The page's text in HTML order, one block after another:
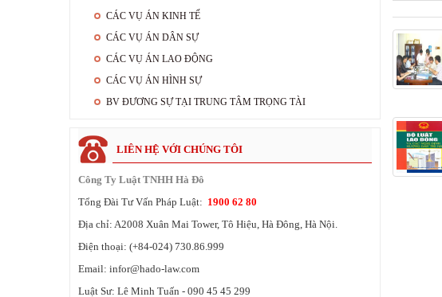
CÁC VỤ ÁN KINH TẾ
CÁC VỤ ÁN DÂN SỰ
CÁC VỤ ÁN LAO ĐỘNG
CÁC VỤ ÁN HÌNH SỰ
BV ĐƯƠNG SỰ TẠI TRUNG TÂM TRỌNG TÀI
LIÊN HỆ VỚI CHÚNG TÔI
Công Ty Luật TNHH Hà Đô
Tổng Đài Tư Vấn Pháp Luật: 1900 62 80
Địa chỉ: A2008 Xuân Mai Tower, Tô Hiệu, Hà Đông, Hà Nội.
Điện thoại: (+84-024) 730.86.999
Email: infor@hado-law.com
Luật Sư: Lê Minh Tuấn - 090 45 45 299